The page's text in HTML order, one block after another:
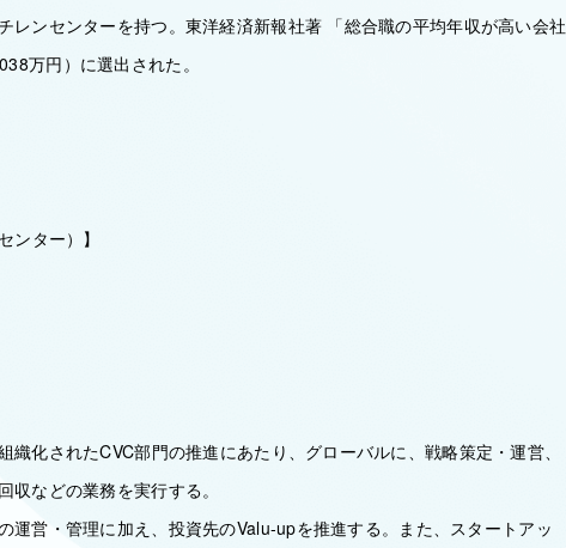
レンセンターを持つ。東洋経済新報社著 「総合職の平均年収が高い会社
万円）に選出された。
ンター）】
化されたCVC部門の推進にあたり、グローバルに、戦略策定・運営、
などの業務を実行する。
運営・管理に加え、投資先のValu-upを推進する。また、スタートアッ